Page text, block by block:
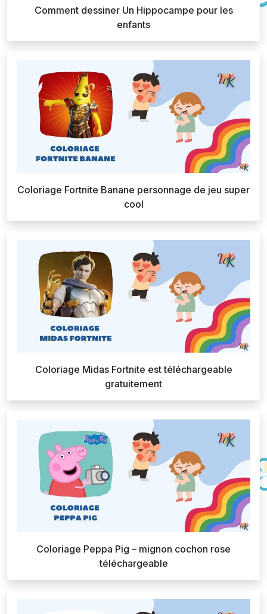
Comment dessiner Un Hippocampe pour les
enfants
Coloriage Fortnite Banane personnage de jeu super
cool
Coloriage Midas Fortnite est téléchargeable
gratuitement
Coloriage Peppa Pig – mignon cochon rose
téléchargeable